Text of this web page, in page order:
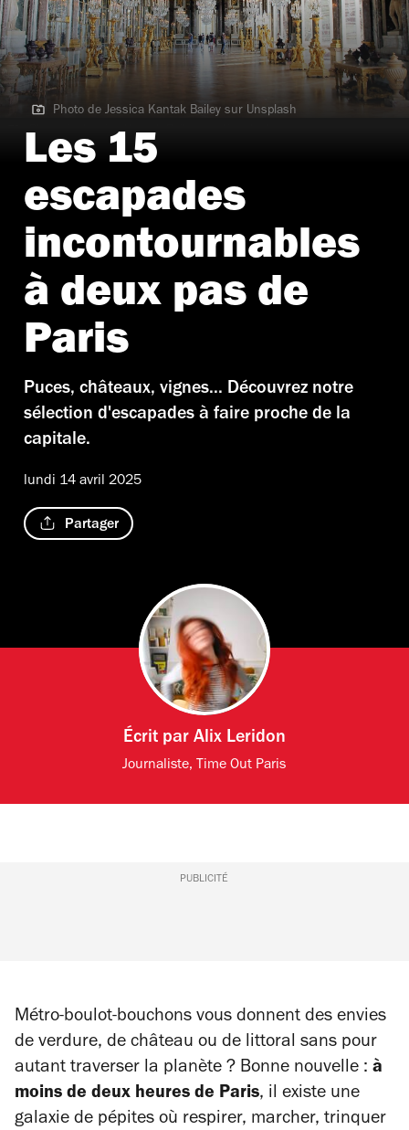
Photo de Jessica Kantak Bailey sur Unsplash
Photo de Jessica Kantak Bailey sur Unsplash
Les 15
escapades
incontournables
à deux pas de
Paris
Puces, châteaux, vignes... Découvrez notre
sélection d'escapades à faire proche de la
capitale.
lundi 14 avril 2025
Partager
Écrit par Alix Leridon
Journaliste, Time Out Paris
PUBLICITÉ
Métro-boulot-bouchons vous donnent des envies
de verdure, de château ou de littoral sans pour
autant traverser la planète ? Bonne nouvelle : à
moins de deux heures de Paris, il existe une
galaxie de pépites où respirer, marcher, trinquer